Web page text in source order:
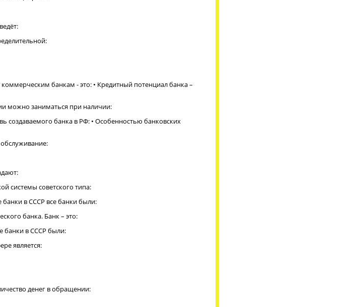
банкам - это: • Кредитный потенциал банка –
можно заниматься при наличии:
создаваемого банка в РФ: • Особенностью банковских
системы советского типа:
банки в СССР все банки были:
банка. Банк – это:
банки в СССР были:
является:
денег в обращении: